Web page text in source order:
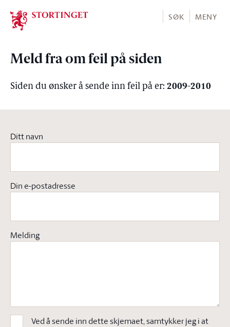
Stortinget.no
SØK MENY
Meld fra om feil på siden
Siden du ønsker å sende inn feil på er: 2009-2010
Ditt navn
Din e-postadresse
Melding
Ved å sende inn dette skjemaet, samtykker jeg i at